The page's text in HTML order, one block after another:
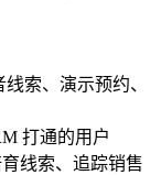
索、演示预约、
打通的用户
线索、追踪销售